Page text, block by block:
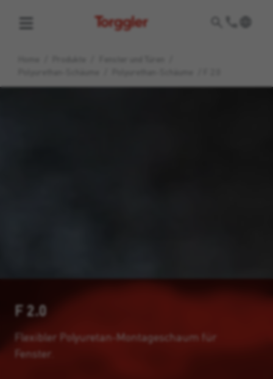
Torggler
F 2.0
Flexibler Polyuretan-Montageschaum für
Fenster.